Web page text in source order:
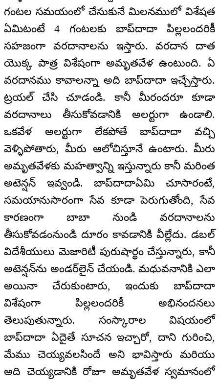
గంటల సమయంలో చేసుకునే మిలనములో విశేషత
ఏమిటంటే 4 గంటలకు బాప్‌దాదా పిల్లలందరికీ
సహజంగా వరదానాలను ఇస్తారు. వరదాన దాత
యొక్క పాత్ర విశేషంగా అమృతవేళ ఉంటుంది. ఏ
వరదానము కావాలన్నా అది బాప్‌దాదా ఇచ్చేస్తారు.
ట్రయల్ చేసి చూడండి. కానీ మీరందరూ కూడా
వరదానాలు తీసుకోవడానికి అలర్టుగా ఉండాలి.
ఒకవేళ అలర్టుగా లేకపోతే బాప్‌దాదా వచ్చి
వెళ్ళిపోతారు, మీరు ఆలోచిస్తూనే ఉంటారు. మీరు
అమృతవేళకు మహత్వాన్ని ఇస్తున్నారు కానీ మరింత
అటెన్షన్ ఇవ్వండి. బాప్‌దాదాఏమి చూసారంటే,
సమయానుసారంగా సేవ కూడా పెరుగుతోంది, సేవ
కారణంగా బాబా నుండి వరదానాలను
తీసుకోవడంనుండి దూరం కావడానికి వీల్లేదు. డబల్
విదేశీయులు మెజారిటీ పురుషార్థం చేస్తున్నారు, కానీ
అటెన్షన్‌ను అండర్‌లైన్ చేయండి. మధువనానికి ఎలా
అయినా చేరుకుంటారు, ఇందుకు బాప్‌దాదా
విశేషంగా పిల్లలందరికీ అభినందనలు
తెలుపుతున్నారు. సంస్కారాల విషయంలో
బాప్‌దాదా ఏదైతే సూచన ఇచ్చారో, దాని గురించి,
మేము చెయ్యవలసిందే అని భావిస్తారు మరియు
అది చెయ్యడానికి రోజూ అమృతవేళ స్వమానంలో